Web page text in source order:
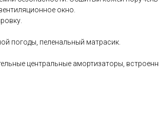
окно.
погоды, пеленальный матрасик.
центральные амортизаторы,